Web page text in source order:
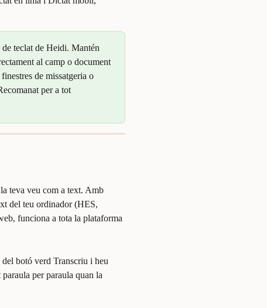
teclat de Heidi. Mantén
al camp o document
de missatgeria o
per a tot
teva veu com a text. Amb
del teu ordinador (HES,
funciona a tota la plataforma
botó verd Transcriu i heu
per paraula quan la